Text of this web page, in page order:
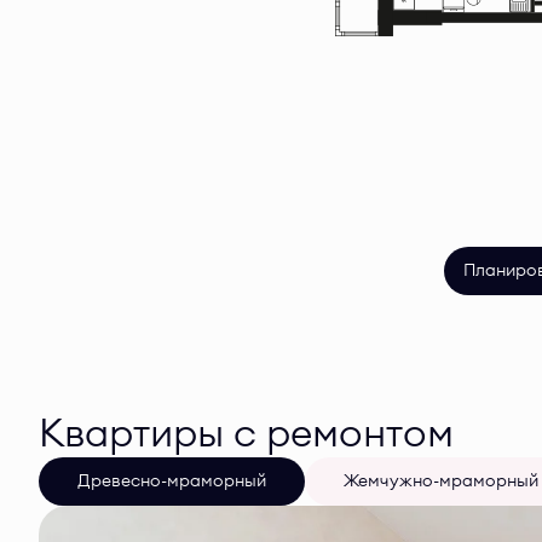
Квартиры с ремонтом
Древесно-мраморный Жемчужно-мраморный